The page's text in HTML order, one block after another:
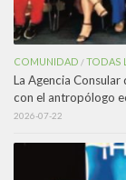
COMUNIDAD /TODAS
La Agencia
con el antropólogo
2026-07-22